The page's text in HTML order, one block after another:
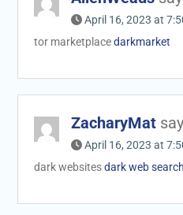
April 16, 2023 at
tor marketplacedarkmarket
ZacharyMat
April 16, 2023 at
dark websitesdark web